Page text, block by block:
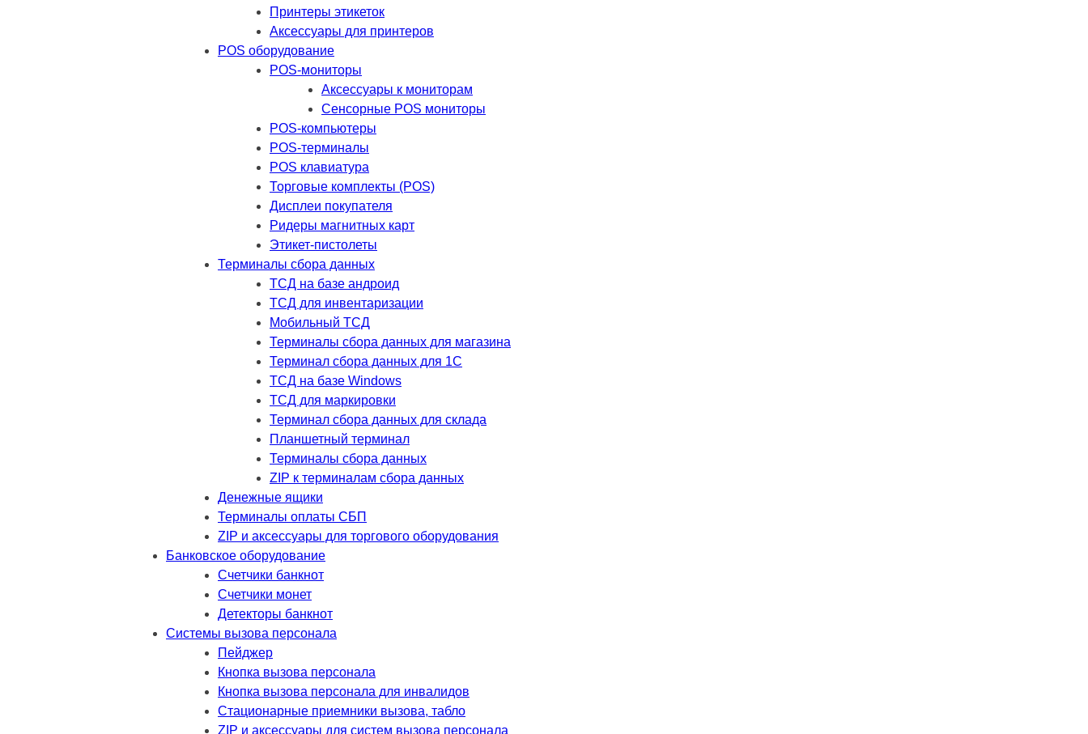
Принтеры этикеток
Аксессуары для принтеров
POS оборудование
POS-мониторы
Аксессуары к мониторам
Сенсорные POS мониторы
POS-компьютеры
POS-терминалы
POS клавиатура
Торговые комплекты (POS)
Дисплеи покупателя
Ридеры магнитных карт
Этикет-пистолеты
Терминалы сбора данных
ТСД на базе андроид
ТСД для инвентаризации
Мобильный ТСД
Терминалы сбора данных для магазина
Терминал сбора данных для 1C
ТСД на базе Windows
ТСД для маркировки
Терминал сбора данных для склада
Планшетный терминал
Терминалы сбора данных
ZIP к терминалам сбора данных
Денежные ящики
Терминалы оплаты СБП
ZIP и аксессуары для торгового оборудования
Банковское оборудование
Счетчики банкнот
Счетчики монет
Детекторы банкнот
Системы вызова персонала
Пейджер
Кнопка вызова персонала
Кнопка вызова персонала для инвалидов
Стационарные приемники вызова, табло
ZIP и аксессуары для систем вызова персонала